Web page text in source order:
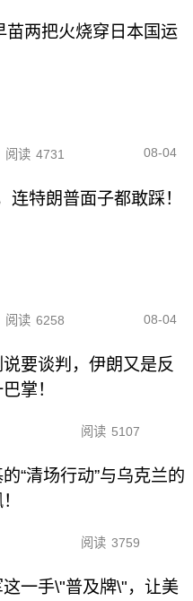
两把火烧穿日本国运
阅读 4731 08-04
特朗普面子都敢踩！
阅读 6258 08-04
要谈判，伊朗又是反
掌！
阅读 5107
“清场行动”与乌克兰的
阅读 3759
一手\"普及牌\"，让美